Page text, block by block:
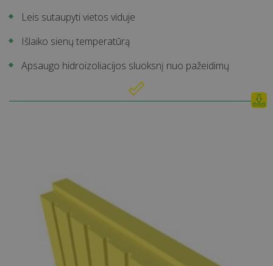
Leis sutaupyti vietos viduje
Išlaiko sienų temperatūrą
Apsaugo hidroizoliacijos sluoksnį nuo pažeidimų